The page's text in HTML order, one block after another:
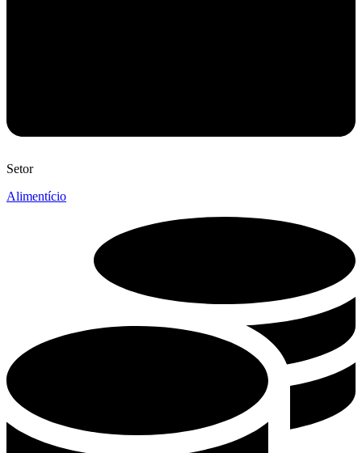
Setor
Alimentício